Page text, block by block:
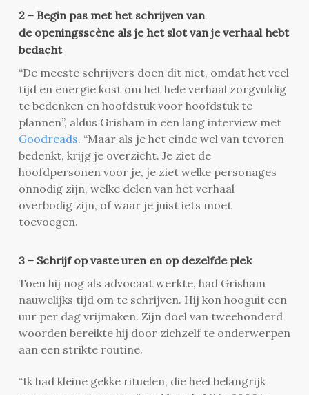
2 – Begin pas met het schrijven van
de openingsscène als je het slot van je verhaal hebt
bedacht
“De meeste schrijvers doen dit niet, omdat het veel
tijd en energie kost om het hele verhaal zorgvuldig
te bedenken en hoofdstuk voor hoofdstuk te
plannen”, aldus Grisham in een lang interview met
Goodreads. “Maar als je het einde wel van tevoren
bedenkt, krijg je overzicht. Je ziet de
hoofdpersonen voor je, je ziet welke personages
onnodig zijn, welke delen van het verhaal
overbodig zijn, of waar je juist iets moet
toevoegen.
3 – Schrijf op vaste uren en op dezelfde plek
Toen hij nog als advocaat werkte, had Grisham
nauwelijks tijd om te schrijven. Hij kon hooguit een
uur per dag vrijmaken. Zijn doel van tweehonderd
woorden bereikte hij door zichzelf te onderwerpen
aan een strikte routine.
“Ik had kleine gekke rituelen, die heel belangrijk